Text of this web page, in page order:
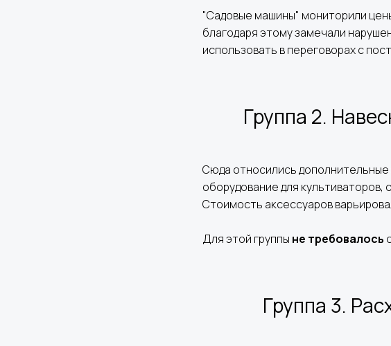
"Садовые машины" мониторили
благодаря этому замечали
использовать в переговорах с
Группа 2.
Сюда относились
оборудование для культиваторов,
Стоимость аксессуаров
Для этой группы не требовалось
Группа 3.